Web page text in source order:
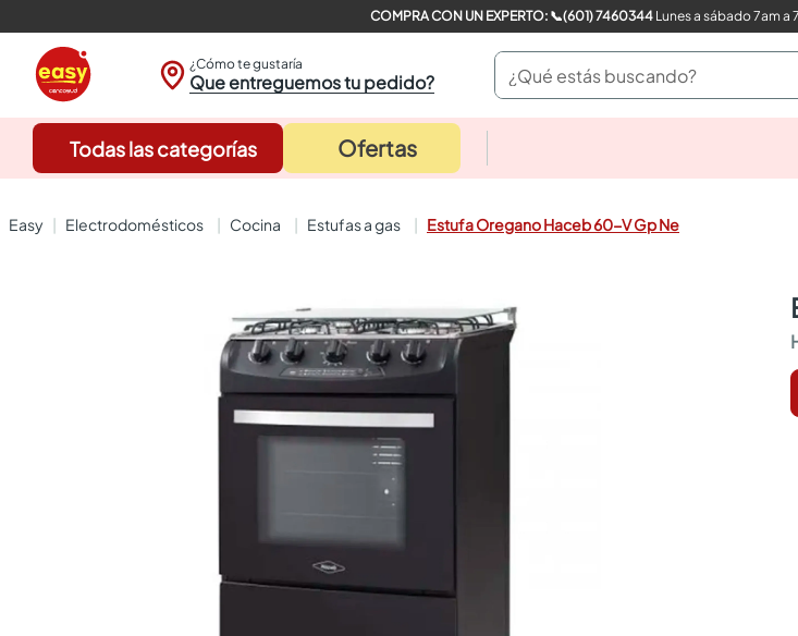
COMPRA CON UN EXPERTO: 📞(601) 7460344Lunes a sábado 7am a
¿Cómo te gustaría
Que entreguemos tu pedido?
¿Qué estás buscando?
Todas las categorías Ofertas
electrodomésticos cocina estufas a gas Estufa Oregano Haceb 60-V Gp Ne
closet
sanitarios